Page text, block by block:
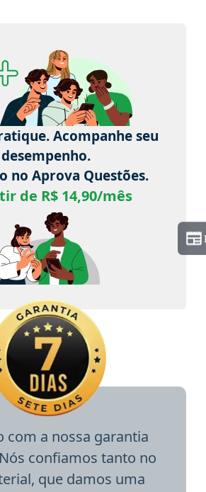
Acompanhe seu
desempenho.
no Aprova Questões.
de R$ 14,90/mês
com a nossa garantia
confiamos tanto no
que damos uma